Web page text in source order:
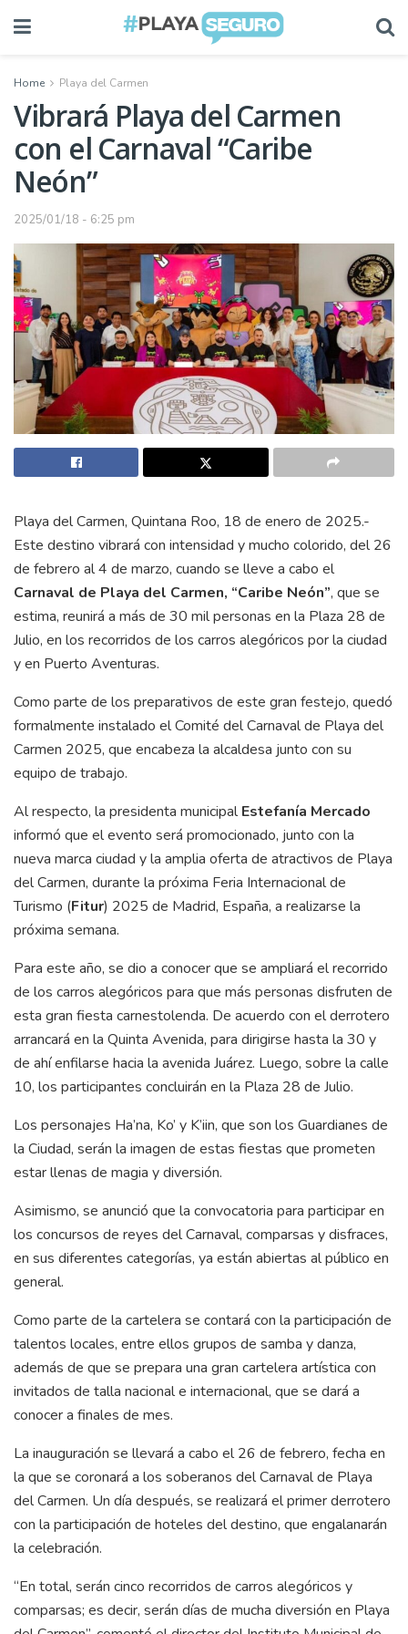
Home Playa del Carmen
Vibrará Playa del Carmen
con el Carnaval “Caribe
Neón”
2025/01/18 - 6:25 pm
Playa del Carmen, Quintana Roo, 18 de enero de 2025.-
Este destino vibrará con intensidad y mucho colorido, del 26
de febrero al 4 de marzo, cuando se lleve a cabo el
Carnaval de Playa del Carmen, “Caribe Neón”, que se
estima, reunirá a más de 30 mil personas en la Plaza 28 de
Julio, en los recorridos de los carros alegóricos por la ciudad
y en Puerto Aventuras.
Como parte de los preparativos de este gran festejo, quedó
formalmente instalado el Comité del Carnaval de Playa del
Carmen 2025, que encabeza la alcaldesa junto con su
equipo de trabajo.
Al respecto, la presidenta municipalEstefanía Mercado
informó que el evento será promocionado, junto con la
nueva marca ciudad y la amplia oferta de atractivos de Playa
del Carmen, durante la próxima Feria Internacional de
Turismo (Fitur) 2025 de Madrid, España, a realizarse la
próxima semana.
Para este año, se dio a conocer que se ampliará el recorrido
de los carros alegóricos para que más personas disfruten de
esta gran fiesta carnestolenda. De acuerdo con el derrotero
arrancará en la Quinta Avenida, para dirigirse hasta la 30 y
de ahí enfilarse hacia la avenida Juárez. Luego, sobre la calle
10, los participantes concluirán en la Plaza 28 de Julio.
Los personajes Ha’na, Ko’ y K’iin, que son los Guardianes de
la Ciudad, serán la imagen de estas fiestas que prometen
estar llenas de magia y diversión.
Asimismo, se anunció que la convocatoria para participar en
los concursos de reyes del Carnaval, comparsas y disfraces,
en sus diferentes categorías, ya están abiertas al público en
general.
Como parte de la cartelera se contará con la participación de
talentos locales, entre ellos grupos de samba y danza,
además de que se prepara una gran cartelera artística con
invitados de talla nacional e internacional, que se dará a
conocer a finales de mes.
La inauguración se llevará a cabo el 26 de febrero, fecha en
la que se coronará a los soberanos del Carnaval de Playa
del Carmen. Un día después, se realizará el primer derrotero
con la participación de hoteles del destino, que engalanarán
la celebración.
“En total, serán cinco recorridos de carros alegóricos y
comparsas; es decir, serán días de mucha diversión en Playa